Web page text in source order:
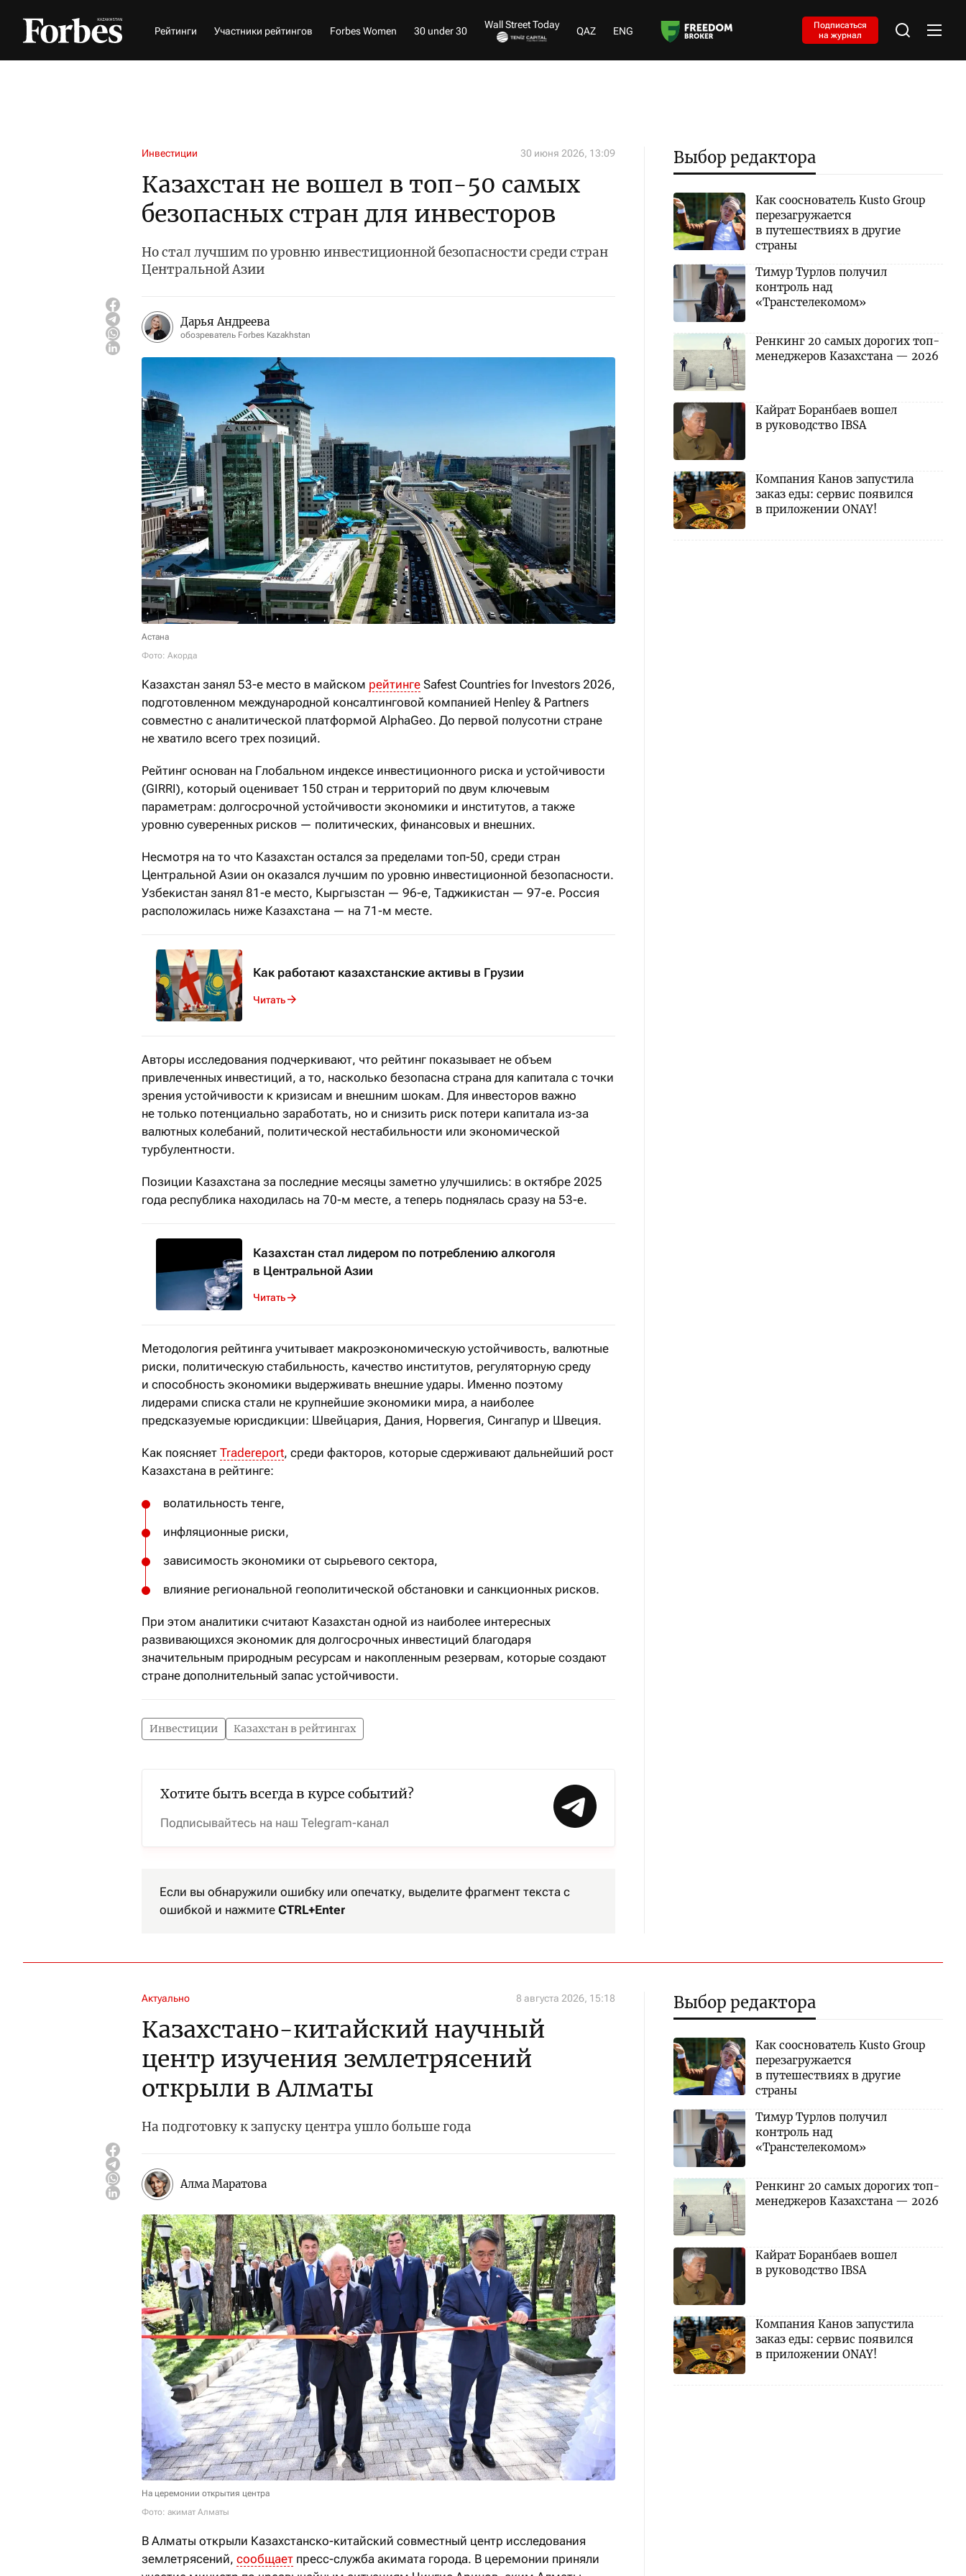
Рейтинги Участники рейтингов Forbes Women 30 under 30
Wall Street Today
QAZ ENG
Подписаться
на журнал
Инвестиции 30 июня 2026, 13:09
Казахстан не вошел в топ-50 самых
безопасных стран для инвесторов
Но стал лучшим по уровню инвестиционной безопасности среди стран
Центральной Азии
Дарья Андреева
обозреватель Forbes Kazakhstan
Астана
Фото: Акорда
Казахстан занял 53-е место в майском рейтинге Safest Countries for Investors 2026,
подготовленном международной консалтинговой компанией Henley & Partners
совместно с аналитической платформой AlphaGeo. До первой полусотни стране
не хватило всего трех позиций.
Рейтинг основан на Глобальном индексе инвестиционного риска и устойчивости
(GIRRI), который оценивает 150 стран и территорий по двум ключевым
параметрам: долгосрочной устойчивости экономики и институтов, а также
уровню суверенных рисков — политических, финансовых и внешних.
Несмотря на то что Казахстан остался за пределами топ-50, среди стран
Центральной Азии он оказался лучшим по уровню инвестиционной безопасности.
Узбекистан занял 81-е место, Кыргызстан — 96-е, Таджикистан — 97-е. Россия
расположилась ниже Казахстана — на 71-м месте.
Как работают казахстанские активы в Грузии
Читать
Авторы исследования подчеркивают, что рейтинг показывает не объем
привлеченных инвестиций, а то, насколько безопасна страна для капитала с точки
зрения устойчивости к кризисам и внешним шокам. Для инвесторов важно
не только потенциально заработать, но и снизить риск потери капитала из-за
валютных колебаний, политической нестабильности или экономической
турбулентности.
Позиции Казахстана за последние месяцы заметно улучшились: в октябре 2025
года республика находилась на 70-м месте, а теперь поднялась сразу на 53-е.
Казахстан стал лидером по потреблению алкоголя
в Центральной Азии
Читать
Методология рейтинга учитывает макроэкономическую устойчивость, валютные
риски, политическую стабильность, качество институтов, регуляторную среду
и способность экономики выдерживать внешние удары. Именно поэтому
лидерами списка стали не крупнейшие экономики мира, а наиболее
предсказуемые юрисдикции: Швейцария, Дания, Норвегия, Сингапур и Швеция.
Как поясняет Tradereport, среди факторов, которые сдерживают дальнейший рост
Казахстана в рейтинге:
волатильность тенге,
инфляционные риски,
зависимость экономики от сырьевого сектора,
влияние региональной геополитической обстановки и санкционных рисков.
При этом аналитики считают Казахстан одной из наиболее интересных
развивающихся экономик для долгосрочных инвестиций благодаря
значительным природным ресурсам и накопленным резервам, которые создают
стране дополнительный запас устойчивости.
Инвестиции Казахстан в рейтингах
Хотите быть всегда в курсе событий?
Подписывайтесь на наш Telegram-канал
Если вы обнаружили ошибку или опечатку, выделите фрагмент текста с
ошибкой и нажмите CTRL+Enter
Выбор редактора
Как сооснователь Kusto Group
перезагружается
в путешествиях в другие
страны
Тимур Турлов получил
контроль над
«Транстелекомом»
Ренкинг 20 самых дорогих топ-
менеджеров Казахстана — 2026
Кайрат Боранбаев вошел
в руководство IBSA
Компания Канов запустила
заказ еды: сервис появился
в приложении ONAY!
Актуально 8 августа 2026, 15:18
Казахстано-китайский научный
центр изучения землетрясений
открыли в Алматы
На подготовку к запуску центра ушло больше года
Алма Маратова
На церемонии открытия центра
Фото: акимат Алматы
В Алматы открыли Казахстанско-китайский совместный центр исследования
землетрясений, сообщает пресс-служба акимата города. В церемонии приняли
Выбор редактора
Как сооснователь Kusto Group
перезагружается
в путешествиях в другие
страны
Тимур Турлов получил
контроль над
«Транстелекомом»
Ренкинг 20 самых дорогих топ-
менеджеров Казахстана — 2026
Кайрат Боранбаев вошел
в руководство IBSA
Компания Канов запустила
заказ еды: сервис появился
в приложении ONAY!